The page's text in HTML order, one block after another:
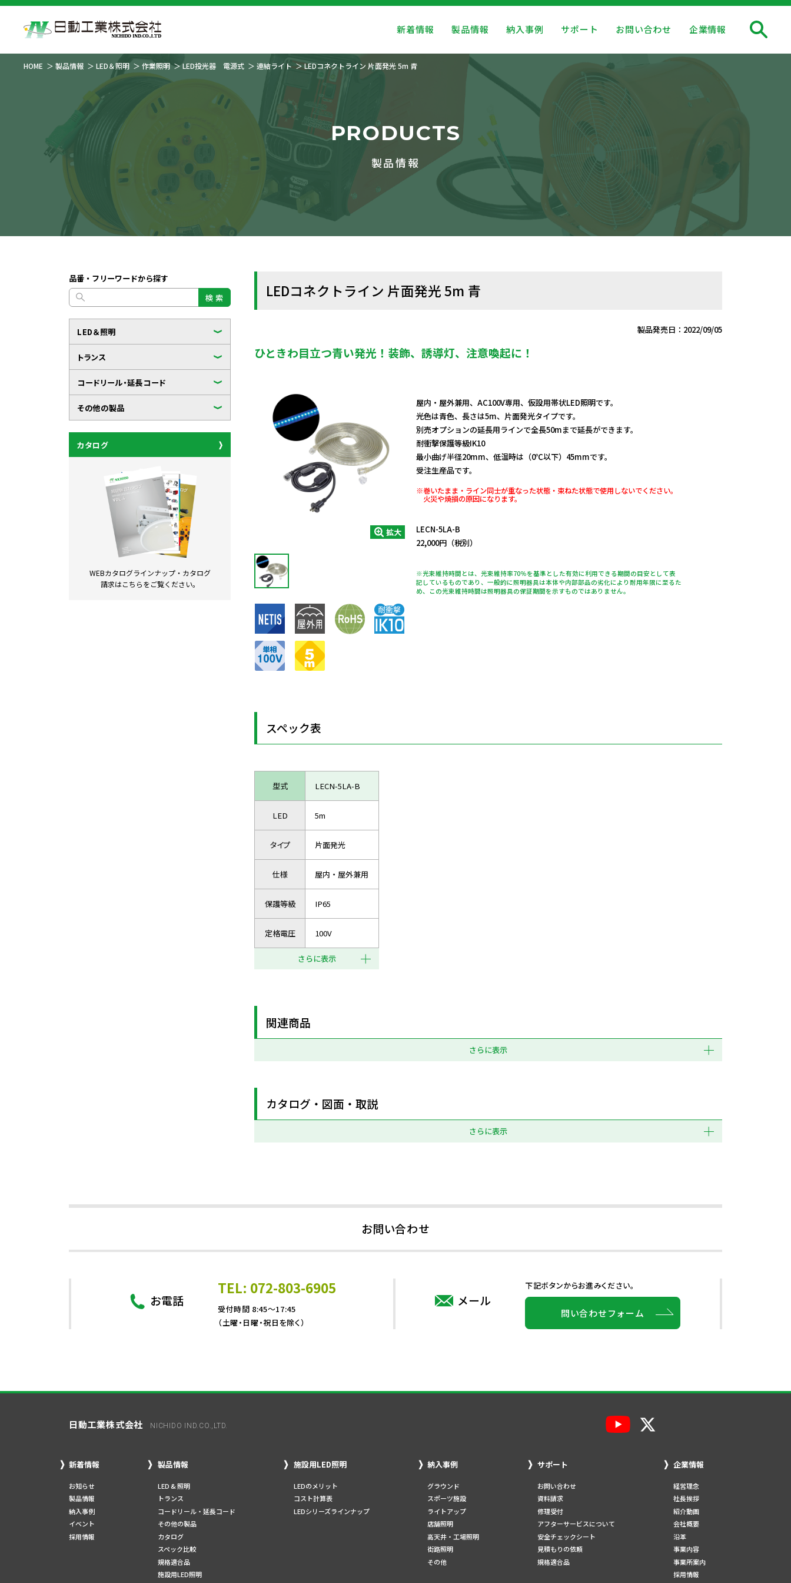
新着情報 製品情報 納入事例 サポート お問い合わせ 企業情報
HOME 製品情報 LED＆照明 作業照明 LED投光器 電源式 連結ライト LEDコネクトライン 片面発光 5m 青
PRODUCTS
製品情報
品番・フリーワードから探す
検 索
LED＆照明
トランス
コードリール・延長コード
その他の製品
カタログ
WEBカタログラインナップ・ カタログ
請求はこちらをご覧ください。
LEDコネクトライン 片面発光 5m 青
製品発売日：2022/09/05
ひときわ目立つ青い発光！装飾、誘導灯、注意喚起に！
拡大
屋内・屋外兼用、AC100V専用、仮設用帯状LED照明です。
光色は青色、長さは5m、片面発光タイプです。
別売オプションの延長用ラインで全長50mまで延長ができます。
耐衝撃保護等級IK10
最小曲げ半径20mm、低温時は（0℃以下）45mmです。
受注生産品です。
※巻いたまま・ライン同士が重なった状態・束ねた状態で使用しないでください。
火災や焼損の原因になります。
LECN-5LA-B
22,000円（税別）
※光束維持時間とは、光束維持率70％を基準とした有効に利用できる期間の目安として表
記しているものであり、一般的に照明器具は本体や内部部品の劣化により耐用年限に至るた
め、この光束維持時間は照明器具の保証期間を示すものではありません。
スペック表
型式 LECN-5LA-B
LED 5m
タイプ 片面発光
仕様 屋内・屋外兼用
保護等級 IP65
定格電圧 100V
さらに表示
関連商品
さらに表示
カタログ・図面・取説
さらに表示
お問い合わせ
お電話
TEL: 072-803-6905
受付時間 8:45～17:45
（土曜・日曜・祝日を除く）
メール
下記ボタンからお進みください。
問い合わせフォーム
日動工業株式会社 NICHIDO IND.CO.,LTD.
新着情報
お知らせ
製品情報
納入事例
イベント
採用情報
製品情報
LED & 照明
トランス
コードリール・延長コード
その他の製品
カタログ
スペック比較
規格適合品
施設用LED照明
施設用LED照明
LEDのメリット
コスト計算表
LEDシリーズラインナップ
納入事例
グラウンド
スポーツ施設
ライトアップ
店舗照明
高天井・工場照明
街路照明
その他
サポート
お問い合わせ
資料請求
修理受付
アフターサービスについて
安全チェックシート
見積もりの依頼
規格適合品
企業情報
経営理念
社長挨拶
紹介動画
会社概要
沿革
事業内容
事業所案内
採用情報